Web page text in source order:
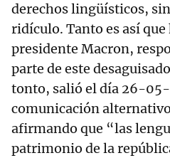
derechos lingüísticos,
ridículo. Tanto es así
presidente Macron,
parte de este
tonto, salió el día 26-05-
comunicación
afirmando que “las
patrimonio de la